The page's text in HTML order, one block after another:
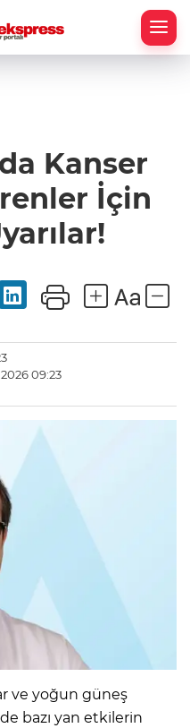
Kanser
İçin
09:23
ve yoğun güneş
bazı yan etkilerin